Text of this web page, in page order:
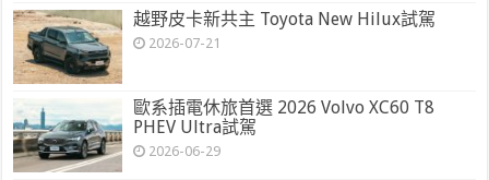
越野皮卡新共主 Toyota New Hilux試駕
2026-07-21
歐系插電休旅首選 2026 Volvo XC60 T8
PHEV Ultra試駕
2026-06-29